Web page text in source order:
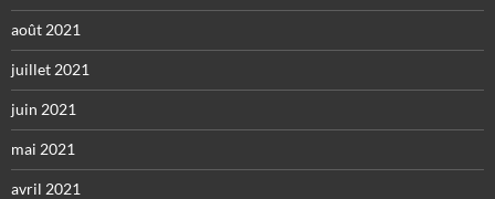
août 2021
juillet 2021
juin 2021
mai 2021
avril 2021